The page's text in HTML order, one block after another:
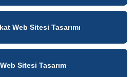
Web Sitesi Tasarımı
Sitesi Tasarım